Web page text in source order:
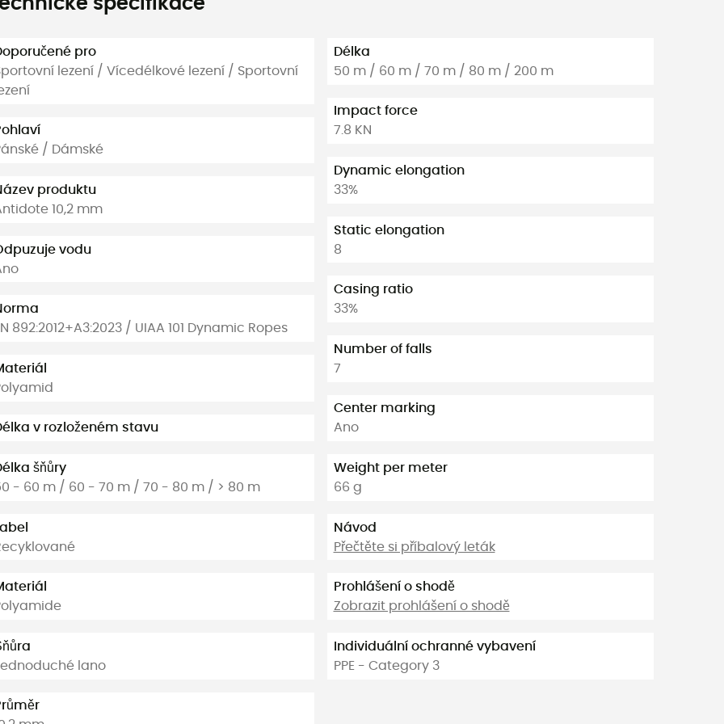
specifikace
pro
lezení / Vícedélkové lezení / Sportovní
/ Dámské
produktu
10,2 mm
vodu
892:2012+A3:2023 / UIAA 101 Dynamic Ropes
v rozloženém stavu
šňůry
- 60 m / 60 - 70 m / 70 - 80 m / > 80 m
lano
Délka
50 m / 60 m / 70 m / 80 m / 200 m
Impact force
7.8 KN
Dynamic elongation
33%
Static elongation
8
Casing ratio
33%
Number of falls
7
Center marking
Ano
Weight per meter
66 g
Návod
Přečtěte si příbalový leták
Prohlášení o shodě
Zobrazit prohlášení o shodě
Individuální ochranné vybavení
PPE - Category 3